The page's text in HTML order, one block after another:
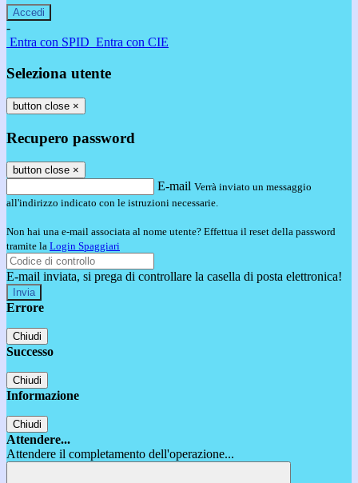
-
Entra con SPID Entra con CIE
Seleziona utente
button close ×
Recupero password
button close ×
E-mail Verrà inviato un messaggio
all'indirizzo indicato con le istruzioni necessarie.
Non hai una e-mail associata al nome utente? Effettua il reset della password
tramite la Login Spaggiari
E-mail inviata, si prega di controllare la casella di posta elettronica!
Errore
Chiudi
Successo
Chiudi
Informazione
Chiudi
Attendere...
Attendere il completamento dell'operazione...